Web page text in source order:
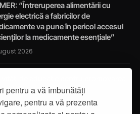
pentru a vă îmbunătăți
pentru a vă prezenta
“Întreruperea alimentării cu
electrică a fabricilor de
va pune în pericol accesul
la medicamente esențiale”
2026
2026